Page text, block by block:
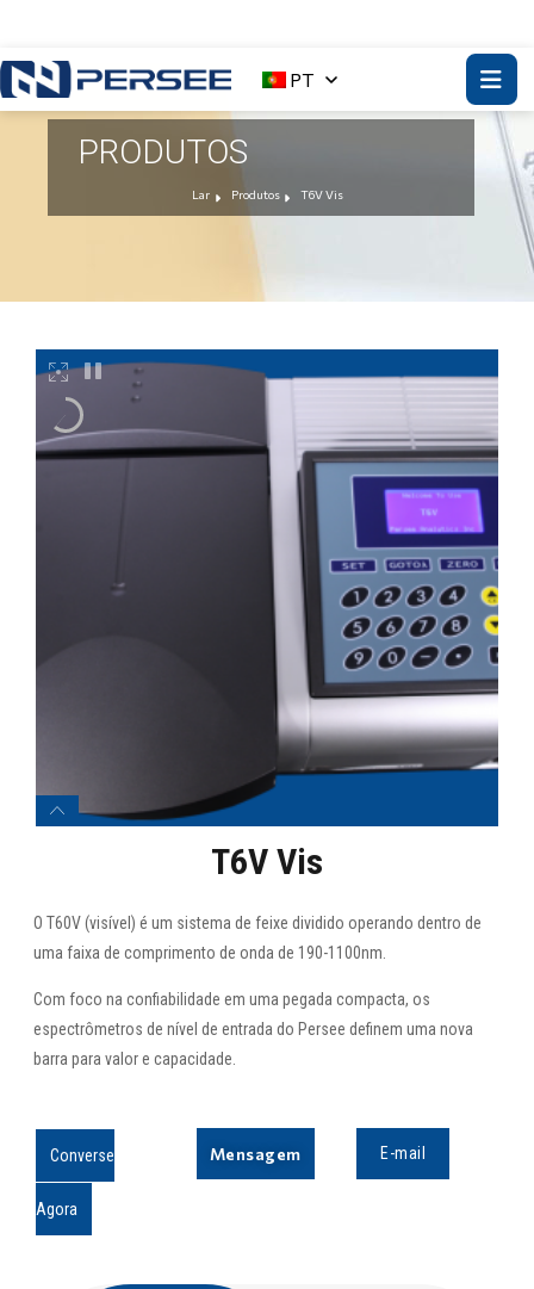
PT
PRODUTOS
Lar Produtos T6V Vis
T6V Vis
O T60V (visível) é um sistema de feixe dividido operando dentro de
uma faixa de comprimento de onda de 190-1100nm.
Com foco na confiabilidade em uma pegada compacta, os
espectrômetros de nível de entrada do Persee definem uma nova
barra para valor e capacidade.
Converse
Agora
Mensagem E-mail